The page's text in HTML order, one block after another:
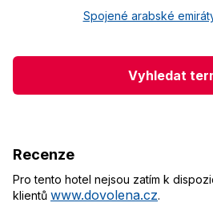
Spojené arabské
Vyhledat
Recenze
Pro tento hotel nejsou zatím k
klientů www.dovolena.cz.